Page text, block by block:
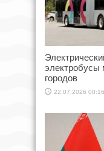
электробусы
городов
22.07.2026 00:16